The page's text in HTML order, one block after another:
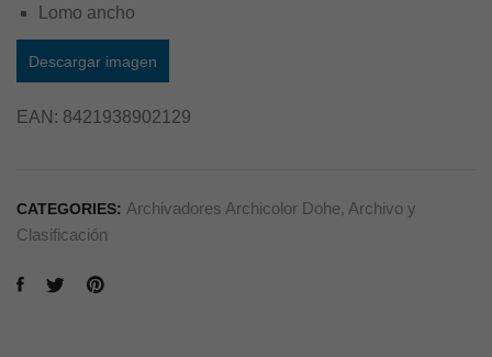
Lomo ancho
Descargar imagen
EAN: 8421938902129
CATEGORIES: Archivadores Archicolor Dohe, Archivo y
Clasificación